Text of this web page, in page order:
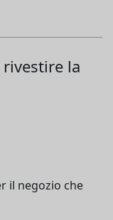
la
il negozio che